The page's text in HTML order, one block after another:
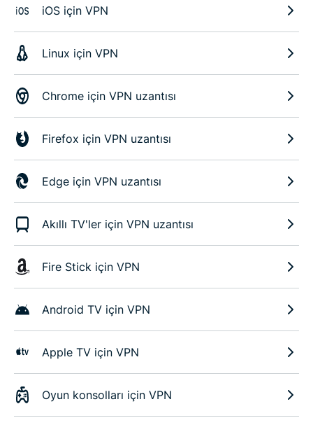
iOS için VPN
Linux için VPN
Chrome için VPN uzantısı
Firefox için VPN uzantısı
Edge için VPN uzantısı
Akıllı TV'ler için VPN uzantısı
Fire Stick için VPN
Android TV için VPN
Apple TV için VPN
Oyun konsolları için VPN